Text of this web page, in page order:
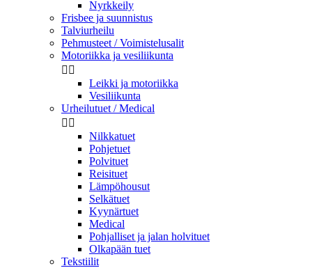
Nyrkkeily
Frisbee ja suunnistus
Talviurheilu
Pehmusteet / Voimistelusalit
Motoriikka ja vesiliikunta
 
Leikki ja motoriikka
Vesiliikunta
Urheilutuet / Medical
 
Nilkkatuet
Pohjetuet
Polvituet
Reisituet
Lämpöhousut
Selkätuet
Kyynärtuet
Medical
Pohjalliset ja jalan holvituet
Olkapään tuet
Tekstiilit